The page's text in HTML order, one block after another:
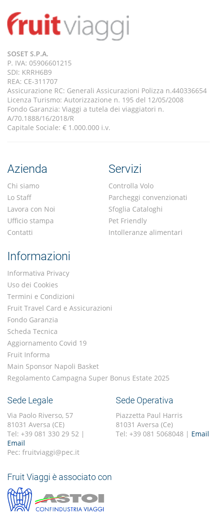
SOSET S.P.A.
P. IVA: 05906601215
SDI: KRRH6B9
REA: CE-311707
Assicurazione RC: Generali Assicurazioni Polizza n.440336654
Licenza Turismo: Autorizzazione n. 195 del 12/05/2008
Fondo Garanzia: Viaggi a tutela dei viaggiatori n.
A/70.1888/16/2018/R
Capitale Sociale: € 1.000.000 i.v.
Azienda
Chi siamo
Lo Staff
Lavora con Noi
Ufficio stampa
Contatti
Servizi
Controlla Volo
Parcheggi convenzionati
Sfoglia Cataloghi
Pet Friendly
Intolleranze alimentari
Informazioni
Informativa Privacy
Uso dei Cookies
Termini e Condizioni
Fruit Travel Card e Assicurazioni
Fondo Garanzia
Scheda Tecnica
Aggiornamento Covid 19
Fruit Informa
Main Sponsor Napoli Basket
Regolamento Campagna Super Bonus Estate 2025
Sede Legale
Via Paolo Riverso, 57
81031 Aversa (CE)
Tel: +39 081 330 29 52 |
Email
Pec: fruitviaggi@pec.it
Sede Operativa
Piazzetta Paul Harris
81031 Aversa (Ce)
Tel: +39 081 5068048 | Email
Fruit Viaggi è associato con